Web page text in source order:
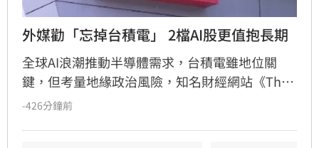
外媒勸「忘掉台積電」 2檔AI股更值抱長期
全球AI浪潮推動半導體需求，台積電雖地位關
鍵，但考量地緣政治風險，知名財經網站《The
Motley Fool》建議投資人可轉向關注具支撐力的
-426分鐘前